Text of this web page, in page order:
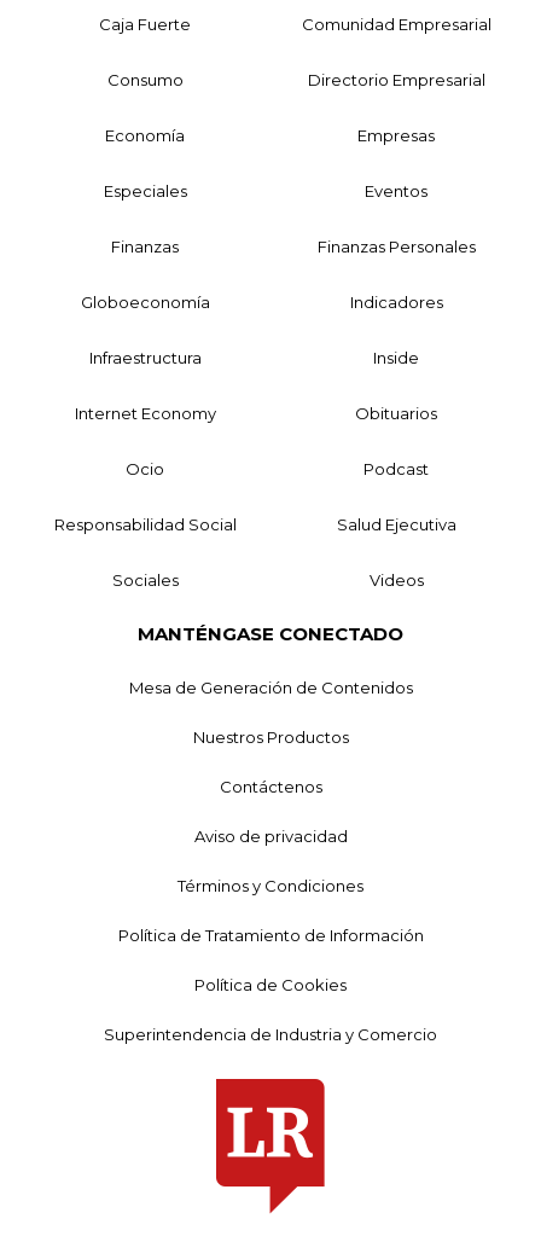
Caja Fuerte Comunidad Empresarial
Consumo Directorio Empresarial
Economía Empresas
Especiales Eventos
Finanzas Finanzas Personales
Globoeconomía Indicadores
Infraestructura Inside
Internet Economy Obituarios
Ocio Podcast
Responsabilidad Social Salud Ejecutiva
Sociales Videos
MANTÉNGASE CONECTADO
Mesa de Generación de Contenidos
Nuestros Productos
Contáctenos
Aviso de privacidad
Términos y Condiciones
Política de Tratamiento de Información
Política de Cookies
Superintendencia de Industria y Comercio